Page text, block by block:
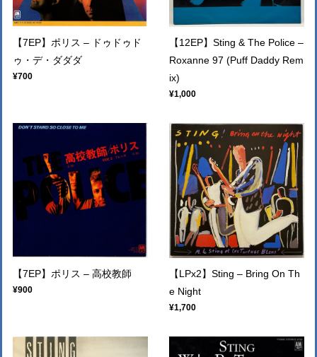
【7EP】ポリス – ドゥドゥド
ゥ・デ・ダダダ
¥700
【12EP】Sting & The Police –
Roxanne 97 (Puff Daddy Rem
ix)
¥1,000
【7EP】ポリス – 高校教師
¥900
【LPx2】Sting – Bring On Th
e Night
¥1,700